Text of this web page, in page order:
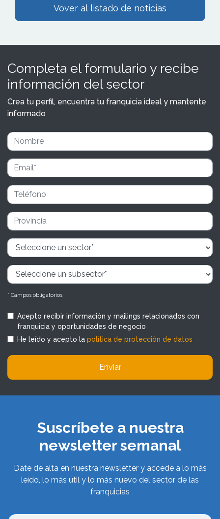
Vover al listado de noticias
Completa el formulario y recibe
información del sector
Crea tu perfil, encuentra tu franquicia ideal y mantente
informado
* Campos obligatorios
Acepto recibir información y mailings relacionados con
franquicia y oportunidades de negocio
He leído y acepto la política de protección de datos
Enviar
Suscríbete a nuestra
newsletter semanal
Date de alta en nuestra newsletter y accede a lo más
leído, lo más útil y lo más nuevo del sector de las
franquicias